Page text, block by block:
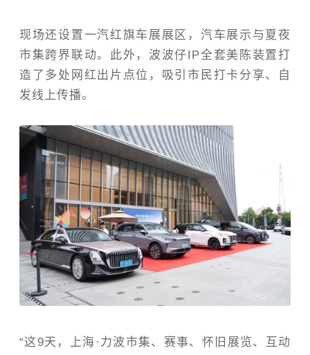
现场还设置一汽红旗车展展区，汽车展示与夏夜
市集跨界联动。此外，波波仔 IP全套美陈装置打
造了多处网红出片点位，吸引市民打卡分享、自
发线上传播。
“这9天， 上海 · 力波市集、赛事、怀旧展览、互动